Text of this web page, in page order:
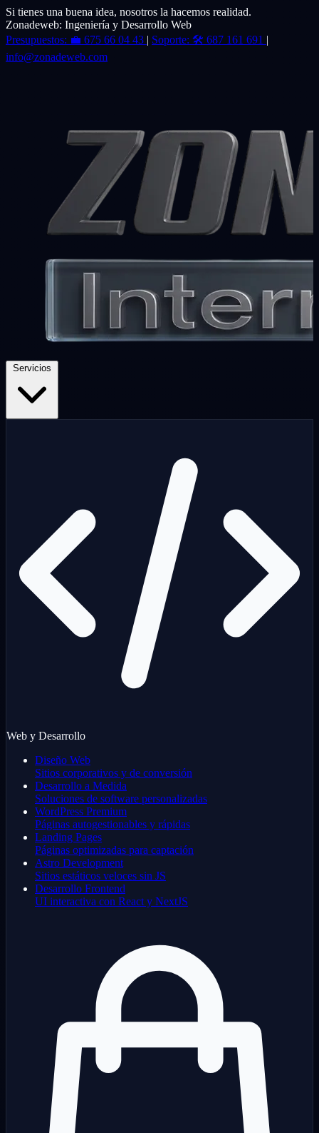
Si tienes una buena idea, nosotros la hacemos realidad.
Zonadeweb: Ingeniería y Desarrollo Web
Presupuestos: 💼 675 66 04 43 | Soporte: 🛠️ 687 161 691 |
info@zonadeweb.com
Web y Desarrollo
Diseño Web
Sitios corporativos y de conversión
Desarrollo a Medida
Soluciones de software personalizadas
WordPress Premium
Páginas autogestionables y rápidas
Landing Pages
Páginas optimizadas para captación
Astro Development
Sitios estáticos veloces sin JS
Desarrollo Frontend
UI interactiva con React y NextJS